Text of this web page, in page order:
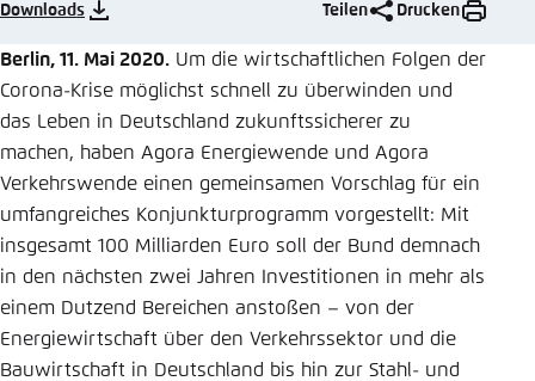
Downloads Teilen Drucken
Berlin, 11. Mai 2020. Um die wirtschaftlichen Folgen der
Corona-Krise möglichst schnell zu überwinden und
das Leben in Deutschland zukunftssicherer zu
machen, haben Agora Energiewende und Agora
Verkehrswende einen gemeinsamen Vorschlag für ein
umfangreiches Konjunkturprogramm vorgestellt: Mit
insgesamt 100 Milliarden Euro soll der Bund demnach
in den nächsten zwei Jahren Investitionen in mehr als
einem Dutzend Bereichen anstoßen – von der
Energiewirtschaft über den Verkehrssektor und die
Bauwirtschaft in Deutschland bis hin zur Stahl- und
Anmelden
Noch kein Benutzerkonto?
Automatisch
Einstellung für diese Webseite im Browser
speichern
Übernehmen